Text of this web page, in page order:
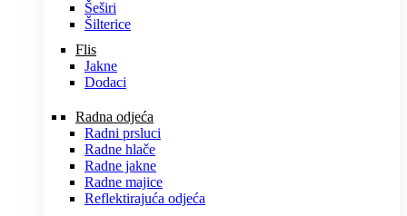
Šeširi
Šilterice
Flis
Jakne
Dodaci
Radna odjeća
Radni prsluci
Radne hlače
Radne jakne
Radne majice
Reflektirajuća odjeća